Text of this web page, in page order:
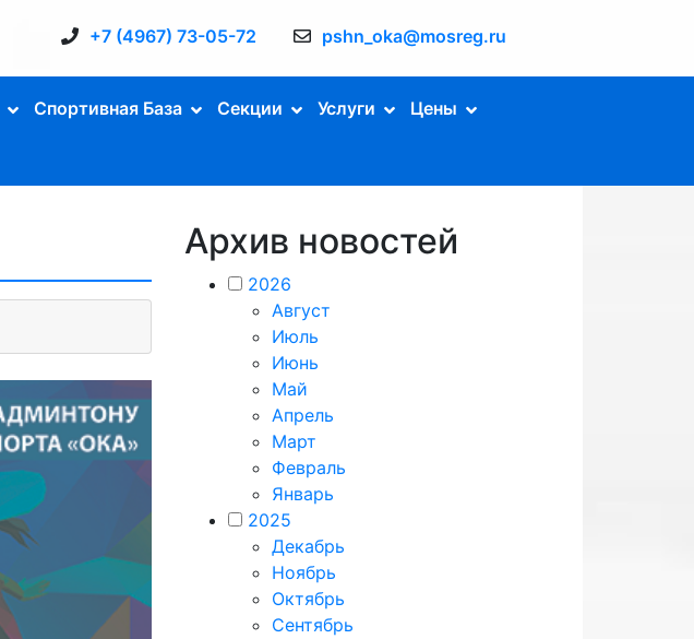
+7 (4967) 73-05-72 pshn_oka@mosreg.ru
Спортивная База Секции Услуги Цены
Архив новостей
2026
Август
Июль
Июнь
Май
Апрель
Март
Февраль
Январь
2025
Декабрь
Ноябрь
Октябрь
Сентябрь